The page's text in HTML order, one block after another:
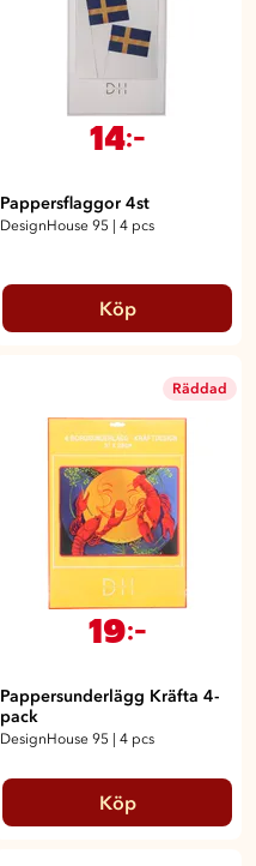
14:-
Pappersflaggor 4st
DesignHouse 95 | 4 pcs
Köp
Räddad
19:-
Pappersunderlägg Kräfta 4-
pack
DesignHouse 95 4 pcs
Köp